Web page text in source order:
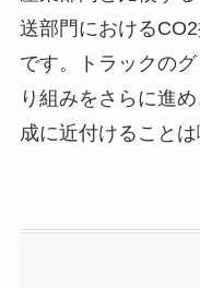
送部門における
です。トラックの
り組みをさらに進
成に近付けることは